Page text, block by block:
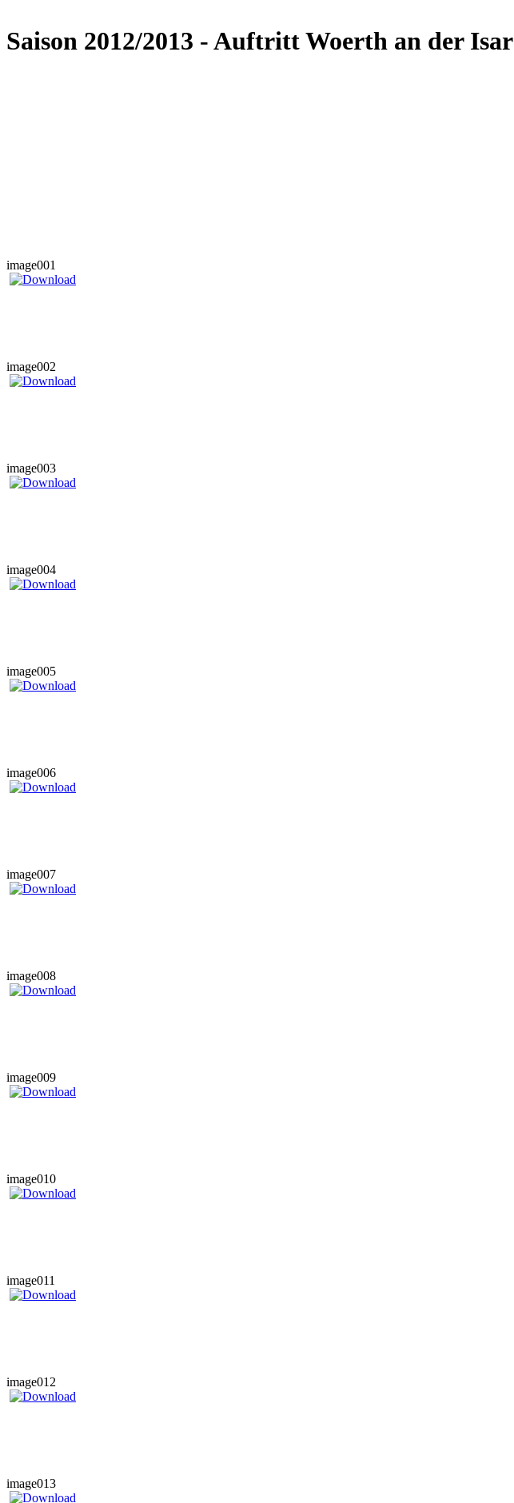
Saison 2012/2013 - Auftritt Woerth an der Isar
image001
image002
image003
image004
image005
image006
image007
image008
image009
image010
image011
image012
image013